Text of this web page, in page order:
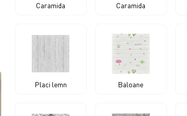
Caramida Caramida
Placi lemn Baloane